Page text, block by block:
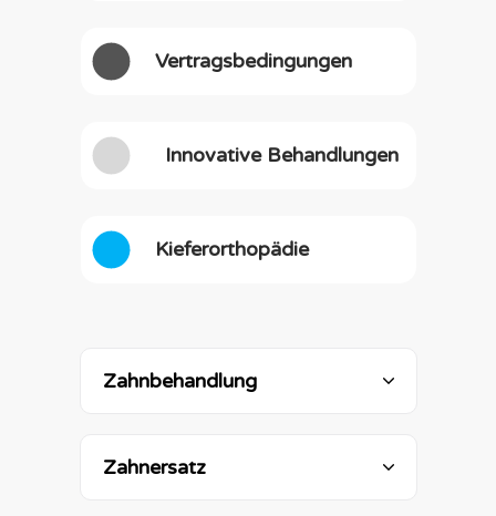
Vertragsbedingungen
Innovative Behandlungen
Kieferorthopädie
Zahnbehandlung
Zahnersatz